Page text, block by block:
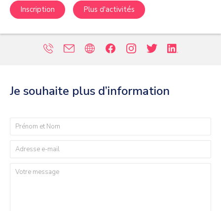
Inscription Plus d'activités
Je souhaite plus d’information